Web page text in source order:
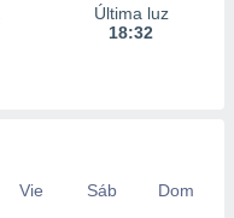
Última luz
18:32
Vie Sáb
Dom